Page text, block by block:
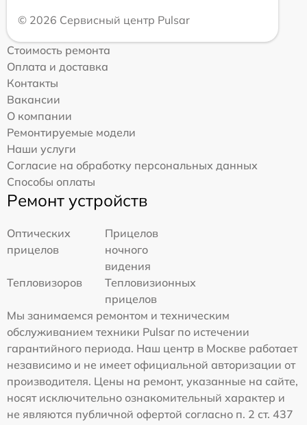
© 2026 Сервисный центр Pulsar
Стоимость ремонта
Оплата и доставка
Контакты
Вакансии
О компании
Ремонтируемые модели
Наши услуги
Согласие на обработку персональных данных
Способы оплаты
Ремонт устройств
Оптических
прицелов
Прицелов
ночного
видения
Тепловизоров
Тепловизионных
прицелов
Мы занимаемся ремонтом и техническим
обслуживанием техники Pulsar по истечении
гарантийного периода. Наш центр в Москве работает
независимо и не имеет официальной авторизации от
производителя. Цены на ремонт, указанные на сайте,
носят исключительно ознакомительный характер и
не являются публичной офертой согласно п. 2 ст. 437